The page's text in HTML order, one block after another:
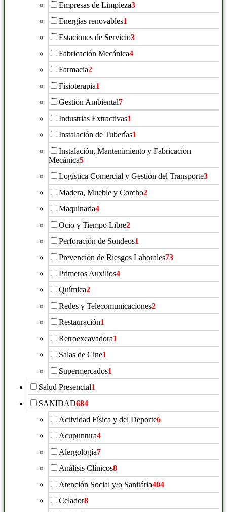
Empresas de Limpieza3
Energías renovables1
Estaciones de Servicio3
Fabricación Mecánica4
Farmacia2
Fisioterapia1
Gestión Ambiental7
Industrias Extractivas1
Instalación de Tuberías1
Instalación, Mantenimiento y Fabricación
Mecánica5
Logística Comercial y Gestión del Transporte3
Madera, Mueble y Corcho2
Maquinaria4
Ocio y Tiempo Libre2
Perforación de Sondeos1
Prevención de Riesgos Laborales73
Primeros Auxilios4
Química2
Redes y Telecomunicaciones2
Restauración1
Retroexcavadora1
Salas de Cine1
Supermercados1
Salud Presencial1
SANIDAD684
Actividad Física y del Deporte6
Acupuntura4
Alergología7
Análisis Clínicos8
Atención Social y/o Sanitária404
Celador8